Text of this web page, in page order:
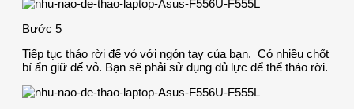
Bước 5
Tiếp tục tháo rời đế vỏ với ngón tay của bạn. Có nhiều chốt
bí ẩn giữ đế vỏ. Bạn sẽ phải sử dụng đủ lực để thể tháo rời.